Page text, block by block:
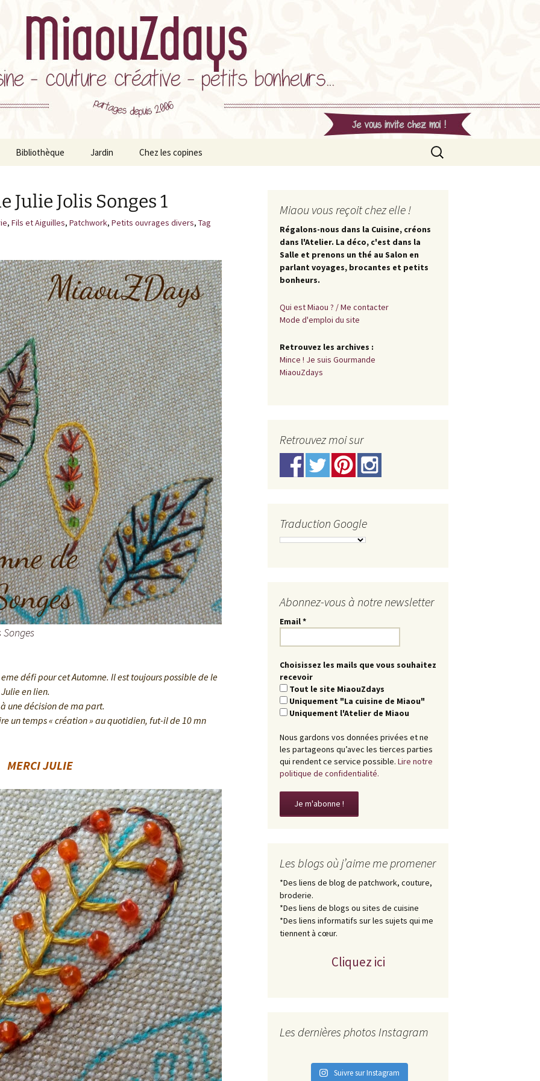
tutos inclus
des tutos
que
Bibliothèque
Développement
Jardin
Potager
Chez les copines
Rechercher :
Julie Jolis Songes 1
, Fils et Aiguilles, Patchwork, Petits ouvrages divers, Tag
défi pour cet Automne. Il est toujours possible de le
en lien.
une décision de ma part.
un temps « création » au quotidien, fut-il de 10 mn
MERCI JULIE
Miaou vous reçoit chez elle !
Régalons-nous dans la Cuisine, créons
dans l'Atelier. La déco, c'est dans la
Salle et prenons un thé au Salon en
parlant voyages, brocantes et petits
bonheurs.
Qui est Miaou ? / Me contacter
Mode d'emploi du site
Retrouvez les archives :
Mince ! Je suis Gourmande
MiaouZdays
Retrouvez moi sur
Traduction Google
Abonnez-vous à notre newsletter
Email*
Choisissez les mails que vous souhaitez
recevoir
Tout le site MiaouZdays
Uniquement "La cuisine de Miaou"
Uniquement l'Atelier de Miaou
Nous gardons vos données privées et ne
les partageons qu’avec les tierces parties
qui rendent ce service possible. Lire notre
politique de confidentialité.
Les blogs où j’aime me promener
*Des liens de blog de patchwork, couture,
broderie.
*Des liens de blogs ou sites de cuisine
*Des liens informatifs sur les sujets qui me
tiennent à cœur.
Cliquez ici
Les dernières photos Instagram
Suivre sur Instagram